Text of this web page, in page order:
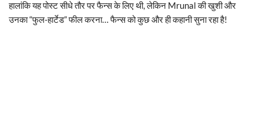
हालांकि यह पोस्ट सीधे तौर पर फैन्स के लिए थी, लेकिन Mrunal की खुशी और
उनका “फुल-हार्टेड” फील करना… फैन्स को कुछ और ही कहानी सुना रहा है!